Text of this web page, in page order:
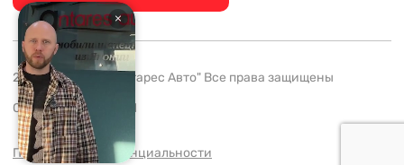
2008-2026 ООО "Антарес Авто" Все права защищены
ОГРН 1132537005061
Политика конфиденциальности